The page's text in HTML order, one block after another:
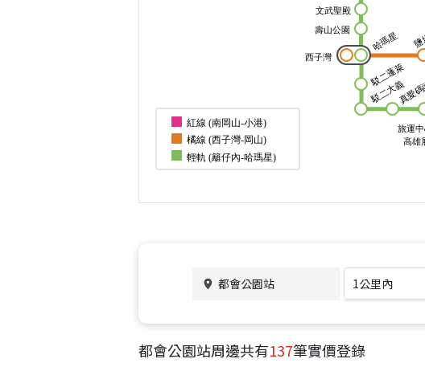
都會公園站 1公里內
都會公園站周邊共有137筆實價登錄